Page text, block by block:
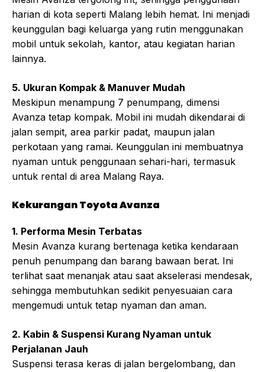
harian di kota seperti Malang lebih hemat. Ini menjadi
keunggulan bagi keluarga yang rutin menggunakan
mobil untuk sekolah, kantor, atau kegiatan harian
lainnya.
5. Ukuran Kompak & Manuver Mudah
Meskipun menampung 7 penumpang, dimensi
Avanza tetap kompak. Mobil ini mudah dikendarai di
jalan sempit, area parkir padat, maupun jalan
perkotaan yang ramai. Keunggulan ini membuatnya
nyaman untuk penggunaan sehari-hari, termasuk
untuk rental di area Malang Raya.
Kekurangan Toyota Avanza
1. Performa Mesin Terbatas
Mesin Avanza kurang bertenaga ketika kendaraan
penuh penumpang dan barang bawaan berat. Ini
terlihat saat menanjak atau saat akselerasi mendesak,
sehingga membutuhkan sedikit penyesuaian cara
mengemudi untuk tetap nyaman dan aman.
2. Kabin & Suspensi Kurang Nyaman untuk
Perjalanan Jauh
Suspensi terasa keras di jalan bergelombang, dan